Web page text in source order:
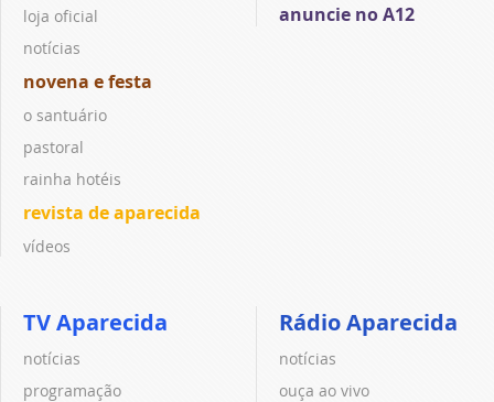
loja oficial
notícias
novena e festa
o santuário
pastoral
rainha hotéis
revista de aparecida
vídeos
anuncie no A12
TV Aparecida
notícias
programação
Rádio Aparecida
notícias
ouça ao vivo